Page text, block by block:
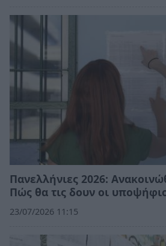
Πανελλήνιες 2026:
Πώς θα τις δουν οι
23/07/2026 11:15